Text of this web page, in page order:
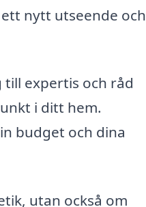
nytt utseende och
expertis och råd
i ditt hem.
budget och dina
utan också om